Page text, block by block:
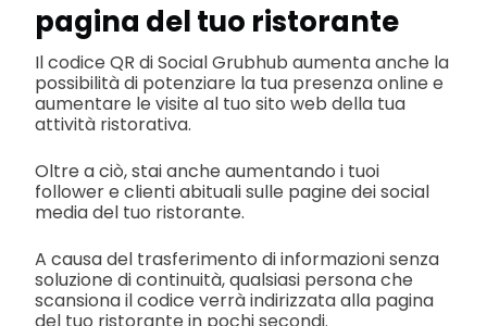
pagina del tuo ristorante
Il codice QR di Social Grubhub aumenta anche la
possibilità di potenziare la tua presenza online e
aumentare le visite al tuo sito web della tua
attività ristorativa.
Oltre a ciò, stai anche aumentando i tuoi
follower e clienti abituali sulle pagine dei social
media del tuo ristorante.
A causa del trasferimento di informazioni senza
soluzione di continuità, qualsiasi persona che
scansiona il codice verrà indirizzata alla pagina
del tuo ristorante in pochi secondi.